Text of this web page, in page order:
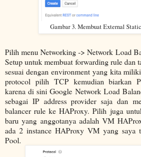
Gambar 3. Membuat External
Pilih menu Networking -> Network Load
Setup untuk membuat forwarding rule dan
sesuai dengan environment yang kita
protocol pilih TCP kemudian biarkan
karena di sini Google Network Load
sebagai IP address provider saja dan
balancer rule ke HAProxy. Pilih juga
baru yang anggotanya adalah VM
ada 2 instance HAProxy VM yang saya
Pool.